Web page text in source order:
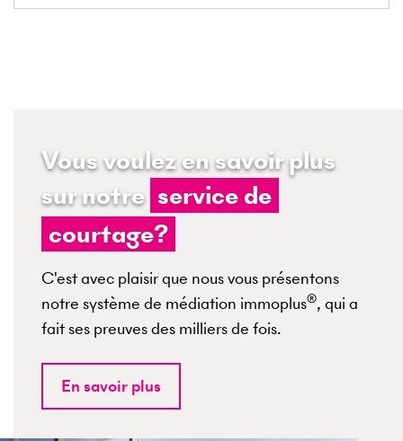
Vous voulez en savoir plus
sur notre service de
courtage?
C'est avec plaisir que nous vous présentons
notre système de médiation immoplus®, qui a
fait ses preuves des milliers de fois.
En savoir plus